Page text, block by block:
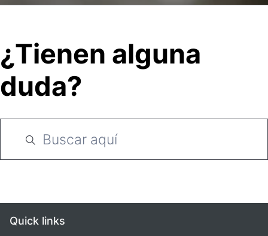
¿Tienen alguna
duda?
Quick links